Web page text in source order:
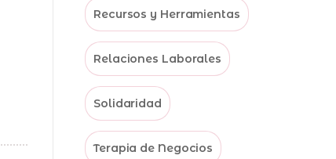
Recursos y Herramientas
Relaciones Laborales
Solidaridad
Terapia de Negocios